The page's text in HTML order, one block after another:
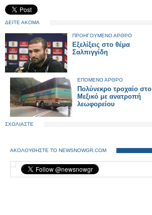
ΔΕΙΤΕ ΑΚΟΜΑ
ΠΡΟΗΓΟΥΜΕΝΟ ΑΡΘΡΟ
Εξελίξεις στο θέμα
Σαλπιγγίδη
ΕΠΟΜΕΝΟ ΑΡΘΡΟ
Πολύνεκρο τροχαίο στο
Μεξικό με ανατροπή
λεωφορείου
ΣΧΟΛΙΑΣΤΕ
ΑΚΟΛΟΥΘΗΣΤΕ ΤΟ NEWSNOWGR.COM